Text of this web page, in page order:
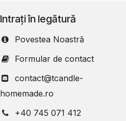
Intrați în legătură
Povestea Noastră
Formular de contact
contact@tcandle-
homemade.ro
+40 745 071 412